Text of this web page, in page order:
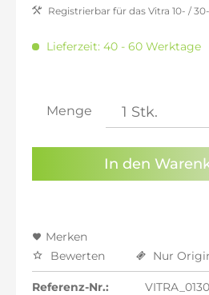
Sie haben die
Kenntnis genommen.
inkl. 16% MwSt.: 6.726,05 €
inkl. 21% MwSt.: 7.015,97 €
Registrierbar für das Vitra 10- /
Lieferzeit: 40 - 60 Werktage
Menge
In den
Merken
Bewerten
Nur
Referenz-Nr.:
VITRA_0130